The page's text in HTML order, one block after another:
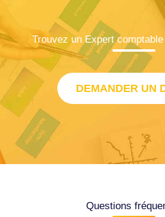
Trouvez un Expert
DEMANDER UN
Questions